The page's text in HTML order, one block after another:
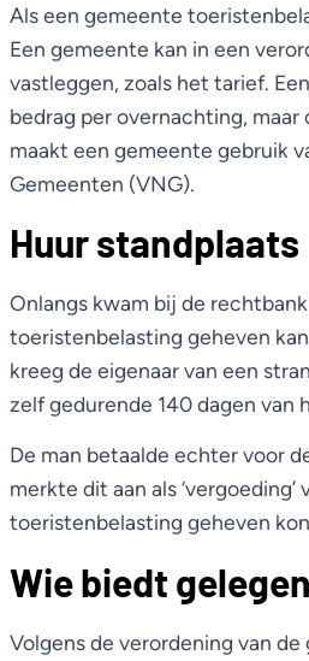
Als een gemeente
Een gemeente kan in een
vastleggen, zoals het tarief.
bedrag per overnachting,
maakt een gemeente gebruik
Gemeenten (VNG).
Huur standplaats
Onlangs kwam bij de
toeristenbelasting geheven
kreeg de eigenaar van een
zelf gedurende 140 dagen van
De man betaalde echter voor
merkte dit aan als
toeristenbelasting geheven
Wie biedt
Volgens de verordening van